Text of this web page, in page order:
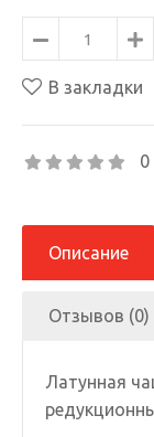
В закладки
Описание
Отзывов (0)
Латунная